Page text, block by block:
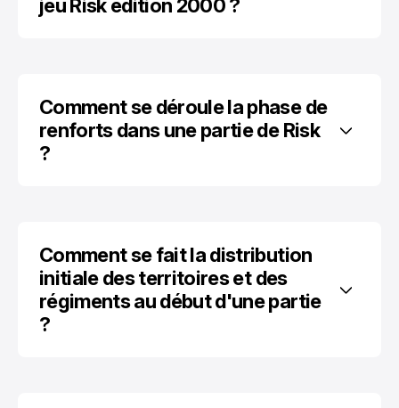
jeu Risk édition 2000 ?
Comment se déroule la phase de
renforts dans une partie de Risk
?
Comment se fait la distribution
initiale des territoires et des
régiments au début d'une partie
?